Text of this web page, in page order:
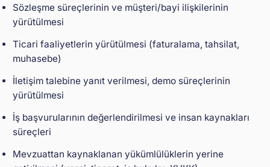
Sözleşme süreçlerinin ve müşteri/bayi ilişkilerinin
yürütülmesi
Ticari faaliyetlerin yürütülmesi (faturalama, tahsilat,
muhasebe)
İletişim talebine yanıt verilmesi, demo süreçlerinin
yürütülmesi
İş başvurularının değerlendirilmesi ve insan kaynakları
süreçleri
Mevzuattan kaynaklanan yükümlülüklerin yerine